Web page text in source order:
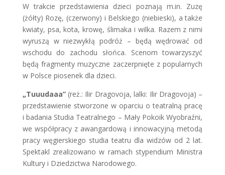
W trakcie przedstawienia dzieci poznają m.in. Zuzę
(żółty) Rozę, (czerwony) i Belskiego (niebieski), a także
kwiaty, psa, kota, krowę, ślimaka i wilka. Razem z nimi
wyruszą w niezwykłą podróż – będą wędrować od
wschodu do zachodu słońca. Scenom towarzyszyć
będą fragmenty muzyczne zaczerpnięte z popularnych
w Polsce piosenek dla dzieci.
„Tuuudaaa” (reż.: Ilir Dragovoja, lalki: Ilir Dragovoja) –
przedstawienie stworzone w oparciu o teatralną pracę
i badania Studia Teatralnego – Mały Pokoik Wyobraźni,
we współpracy z awangardową i innowacyjną metodą
pracy węgierskiego studia teatru dla widzów od 2 lat.
Spektakl zrealizowano w ramach stypendium Ministra
Kultury i Dziedzictwa Narodowego.